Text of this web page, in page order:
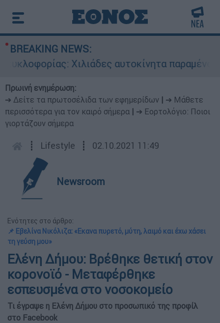
BREAKING NEWS:
Χιλιάδες αυτοκίνητα παραμένουν
Πρωινή ενημέρωση:
➔ Δείτε τα πρωτοσέλιδα των εφημερίδων
➔ Μάθετε
περισσότερα για τον καιρό σήμερα
➔ Εορτολόγιο: Ποιοι
γιορτάζουν σήμερα
┋ Lifestyle ┋ 02.10.2021 11:49
Newsroom
Ενότητες στο άρθρο:
📌 Εβελίνα Νικόλιζα: «Εκανα πυρετό, μύτη, λαιμό και έχω χάσει
τη γεύση μου»
Ελένη Δήμου: Βρέθηκε θετική στον
κορονοϊό - Μεταφέρθηκε
εσπευσμένα στο νοσοκομείο
Τι έγραψε η Ελένη Δήμου στο προσωπικό της προφίλ
στο Facebook